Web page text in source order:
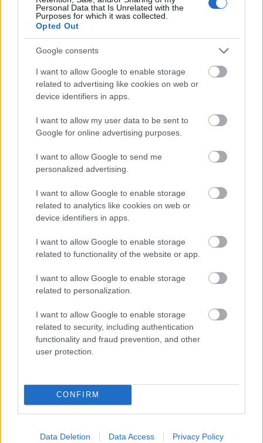
Personal Data that Is Unrelated with the
Purposes for which it was collected.
Opted Out
Google consents
I want to allow Google to enable storage
related to advertising like cookies on web or
device identifiers in apps.
I want to allow my user data to be sent to
Google for online advertising purposes.
I want to allow Google to send me
personalized advertising.
I want to allow Google to enable storage
related to analytics like cookies on web or
device identifiers in apps.
I want to allow Google to enable storage
related to functionality of the website or app.
I want to allow Google to enable storage
related to personalization.
I want to allow Google to enable storage
related to security, including authentication
functionality and fraud prevention, and other
user protection.
CONFIRM
Data Deletion Data Access Privacy Policy
WITHIN TEMPTATION - Klippremier:
Ritual
Jurancsik Eszter •2023. október 25.
Néhány nappal ezelőtt jelent meg a Within
(kritika ITT), melyet hat kislemez vezetett fel, kezdve
a 2020 májusában kiadott Entertain You-val, az